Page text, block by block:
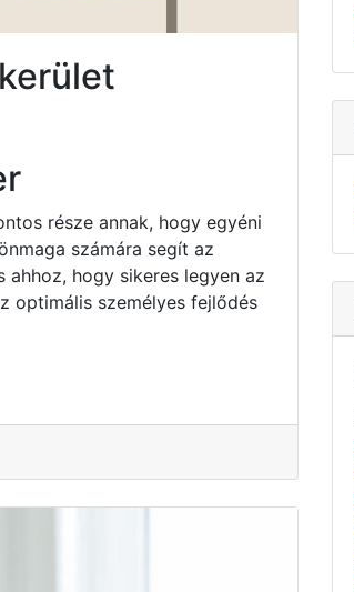
része annak, hogy egyéni
számára segít az
hogy sikeres legyen az
optimális személyes fejlődés